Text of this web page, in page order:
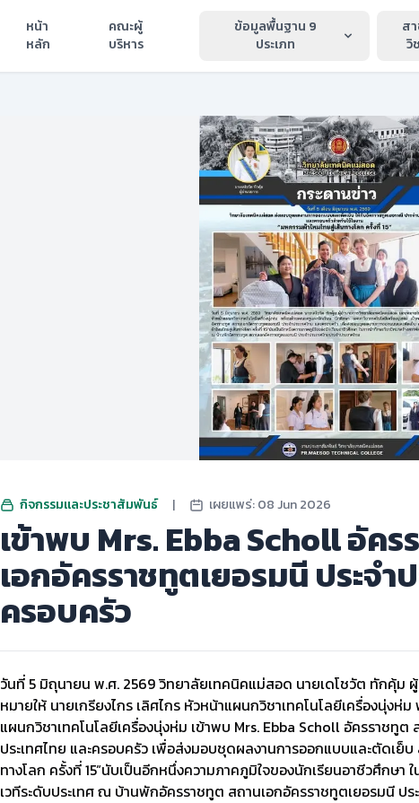
หน้า
หลัก
คณะผู้
บริหาร
ข้อมูลพื้นฐาน 9
ประเภท
ส
วิ
กิจกรรมและประชาสัมพันธ์ | เผยแพร่: 08 Jun 2026
เข้าพบ Mrs. Ebba Scholl อัค
เอกอัครราชทูตเยอรมนี ประจำ
ครอบครัว
วันที่ 5 มิถุนายน พ.ศ. 2569 วิทยาลัยเทคนิคแม่สอด นายเดโชวัต ทักคุ้ม
หมายให้ นายเกรียงไกร เลิศไกร หัวหน้าแผนกวิชาเทคโนโลยีเครื่องนุ่ง
แผนกวิชาเทคโนโลยีเครื่องนุ่งห่ม เข้าพบ Mrs. Ebba Scholl อัครราชทูต
ประเทศไทย และครอบครัว เพื่อส่งมอบชุดผลงานการออกแบบและตัดเย็บ
ทางโลก ครั้งที่ 15”นับเป็นอีกหนึ่งความภาคภูมิใจของนักเรียนอาชีวศึกษา
เวทีระดับประเทศ ณ บ้านพักอัครราชทูต สถานเอกอัครราชทูตเยอรมนี ประ